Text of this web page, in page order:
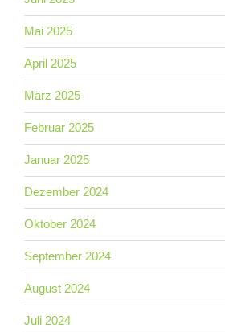
Mai 2025
April 2025
März 2025
Februar 2025
Januar 2025
Dezember 2024
Oktober 2024
September 2024
August 2024
Juli 2024